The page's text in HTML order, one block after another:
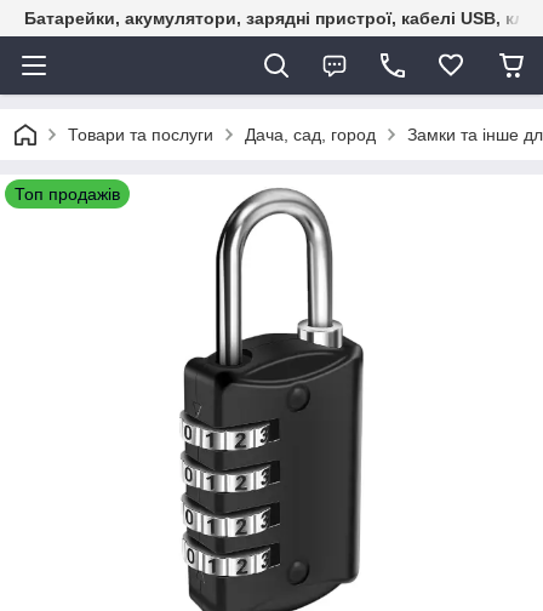
Батарейки, акумулятори, зарядні пристрої, кабелі USB,
Товари та послуги Дача, сад, город Замки та iнше
Топ продажів